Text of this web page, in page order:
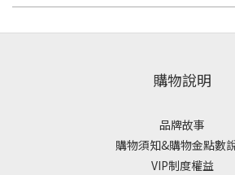
購物說明
品牌故事
購物須知&購物金點數
VIP制度權益